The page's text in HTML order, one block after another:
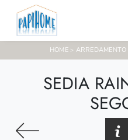
HOME>
SEDIA